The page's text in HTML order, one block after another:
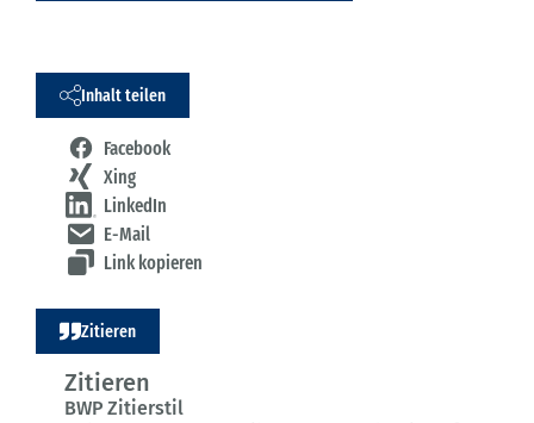
Inhalt teilen
Facebook
Xing
LinkedIn
E-Mail
Link kopieren
Zitieren
Zitieren
BWP Zitierstil